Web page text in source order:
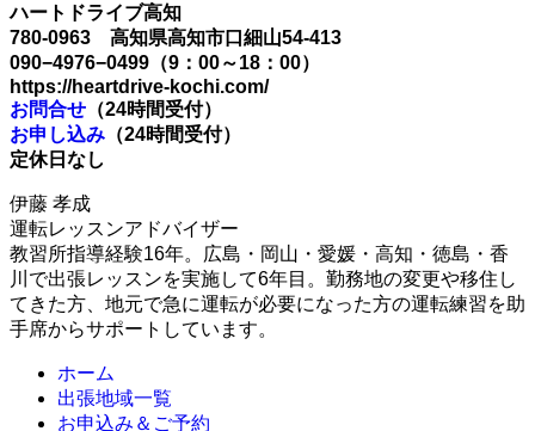
ハートドライブ高知
780-0963 高知県高知市口細山54-413
090−4976−0499（9：00～18：00）
https://heartdrive-kochi.com/
お問合せ （24時間受付）
お申し込み （24時間受付）
定休日なし
伊藤 孝成
運転レッスンアドバイザー
教習所指導経験16年。広島・岡山・愛媛・高知・徳島・香
川で出張レッスンを実施して6年目。勤務地の変更や移住し
てきた方、地元で急に運転が必要になった方の運転練習を助
手席からサポートしています。
ホーム
出張地域一覧
お申込み＆ご予約